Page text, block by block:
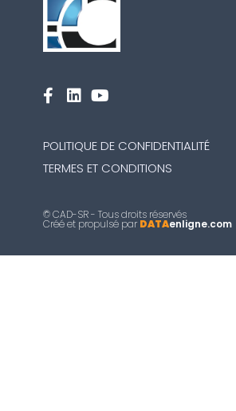
POLITIQUE DE CONFIDENTIALITÉ
TERMES ET CONDITIONS
© CAD-SR - Tous droits réservés
Créé et propulsé par DATAenligne.com